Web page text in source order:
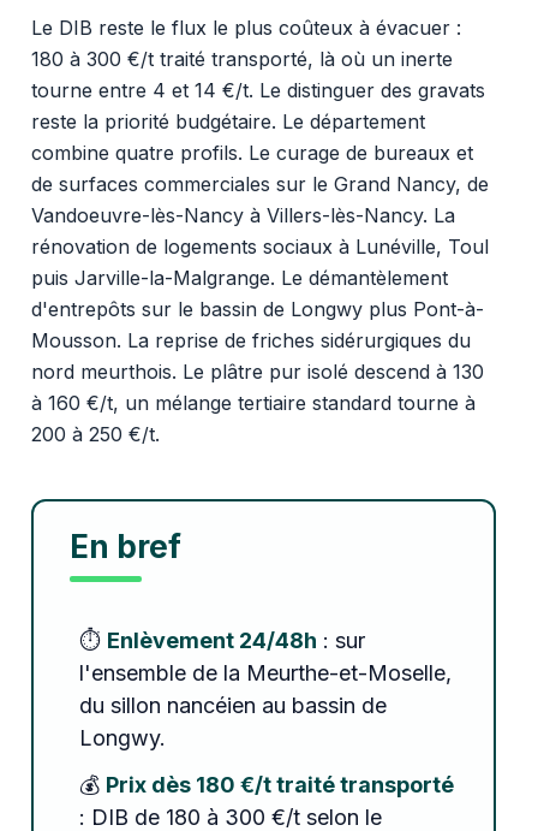
Le DIB reste le flux le plus coûteux à évacuer :
180 à 300 €/t traité transporté, là où un inerte
tourne entre 4 et 14 €/t. Le distinguer des gravats
reste la priorité budgétaire. Le département
combine quatre profils. Le curage de bureaux et
de surfaces commerciales sur le Grand Nancy, de
Vandoeuvre-lès-Nancy à Villers-lès-Nancy. La
rénovation de logements sociaux à Lunéville, Toul
puis Jarville-la-Malgrange. Le démantèlement
d'entrepôts sur le bassin de Longwy plus Pont-à-
Mousson. La reprise de friches sidérurgiques du
nord meurthois. Le plâtre pur isolé descend à 130
à 160 €/t, un mélange tertiaire standard tourne à
200 à 250 €/t.
En bref
⏱️ Enlèvement 24/48h : sur
l'ensemble de la Meurthe-et-Moselle,
du sillon nancéien au bassin de
Longwy.
💰 Prix dès 180 €/t traité transporté
: DIB de 180 à 300 €/t selon le